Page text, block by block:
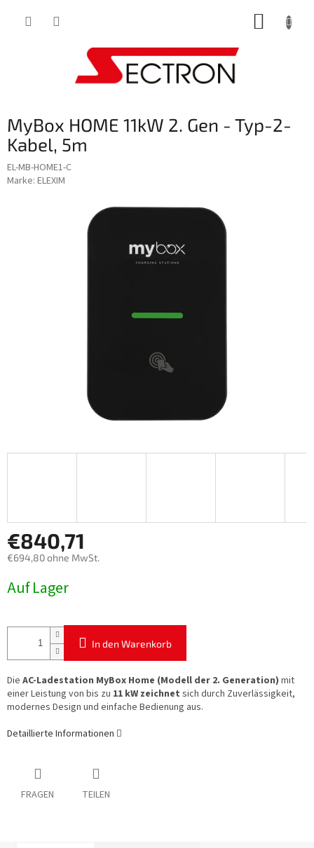
MyBox HOME 11kW 2. Gen - Typ-2-
Kabel, 5m
EL-MB-HOME1-C
Marke: ELEXIM
€840,71
€694,80 ohne MwSt.
Auf Lager
In den Warenkorb
Die AC-Ladestation MyBox Home (Modell der 2. Generation) mit
einer Leistung von bis zu 11 kW zeichnet sich durch Zuverlässigkeit,
modernes Design und einfache Bedienung aus.
Detaillierte Informationen
FRAGEN TEILEN